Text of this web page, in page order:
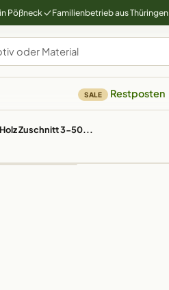
Pößneck Familienbetrieb aus Thüringen
SALE Restposten
Zuschnitt 3-50...